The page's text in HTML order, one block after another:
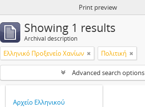
Print preview
Showing 1 results
Archival description
Ελληνικό Προξενείο Χανίων Πολιτική
Advanced search options
Αρχείο Ελληνικού